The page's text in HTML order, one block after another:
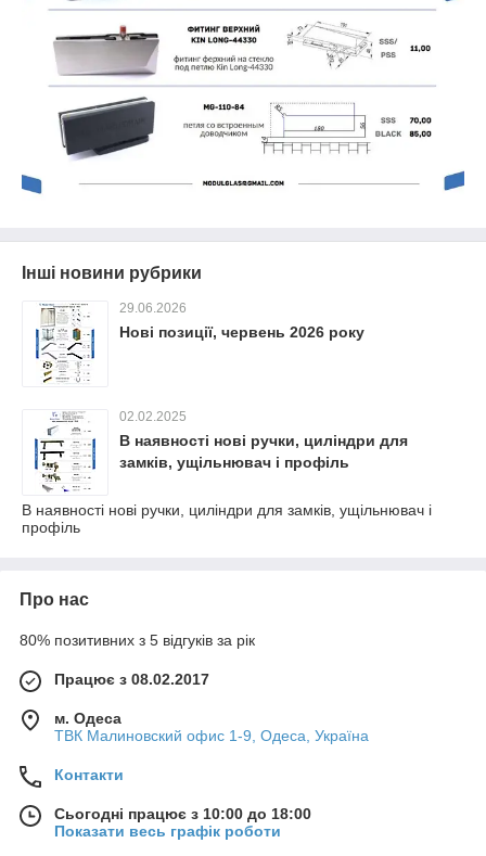
Інші новини рубрики
29.06.2026
Нові позиції, червень 2026 року
02.02.2025
В наявності нові ручки, циліндри для
замків, ущільнювач і профіль
В наявності нові ручки, циліндри для замків, ущільнювач і
профіль
Про нас
80% позитивних з 5 відгуків за рік
Працює з 08.02.2017
м. Одеса
ТВК Малиновский офис 1-9, Одеса, Україна
Контакти
Сьогодні працює з 10:00 до 18:00
Показати весь графік роботи